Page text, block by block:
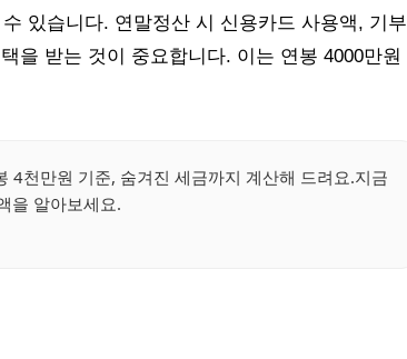
있습니다. 연말정산 시 신용카드 사용액, 기부
을 받는 것이 중요합니다. 이는 연봉 4000만원
4천만원 기준, 숨겨진 세금까지 계산해 드려요.지금
을 알아보세요.